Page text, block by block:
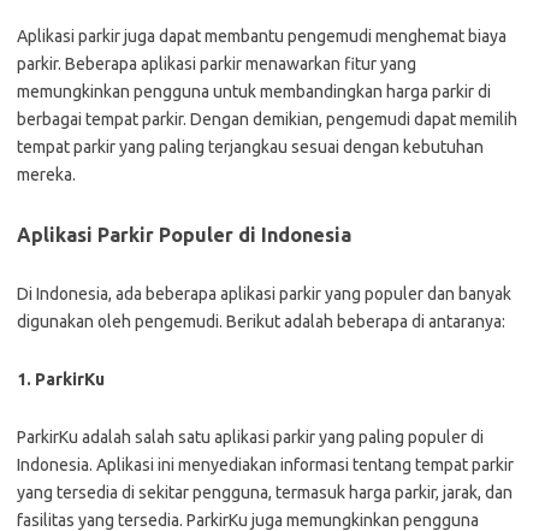
Aplikasi parkir juga dapat membantu pengemudi menghemat biaya
parkir. Beberapa aplikasi parkir menawarkan fitur yang
memungkinkan pengguna untuk membandingkan harga parkir di
berbagai tempat parkir. Dengan demikian, pengemudi dapat memilih
tempat parkir yang paling terjangkau sesuai dengan kebutuhan
mereka.
Aplikasi Parkir Populer di Indonesia
Di Indonesia, ada beberapa aplikasi parkir yang populer dan banyak
digunakan oleh pengemudi. Berikut adalah beberapa di antaranya:
1. ParkirKu
ParkirKu adalah salah satu aplikasi parkir yang paling populer di
Indonesia. Aplikasi ini menyediakan informasi tentang tempat parkir
yang tersedia di sekitar pengguna, termasuk harga parkir, jarak, dan
fasilitas yang tersedia. ParkirKu juga memungkinkan pengguna